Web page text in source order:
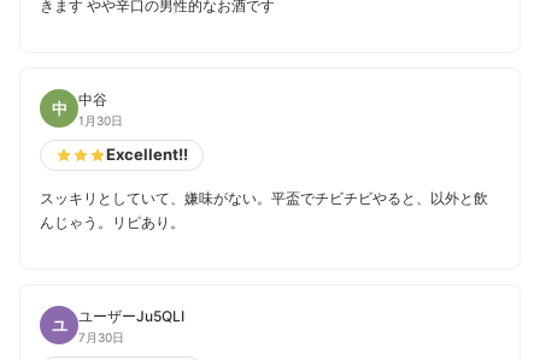
きます やや辛口の男性的なお酒です
中 中谷
1月30日
Excellent!!
スッキリとしていて、嫌味がない。平盃でチビチビやると、以外と飲
んじゃう。リピあり。
ユ ユーザーJu5QLI
7月30日